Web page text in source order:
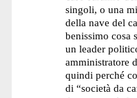
singoli, o una
della nave del
benissimo cosa
un leader
amministratore
quindi perché
di “società da